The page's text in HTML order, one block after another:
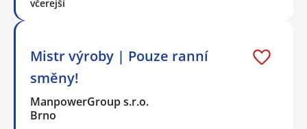
včerejší
Mistr výroby | Pouze ranní
směny!
ManpowerGroup s.r.o.
Brno